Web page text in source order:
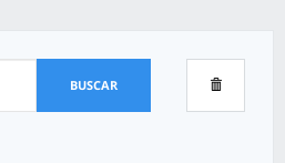
BUSCAR